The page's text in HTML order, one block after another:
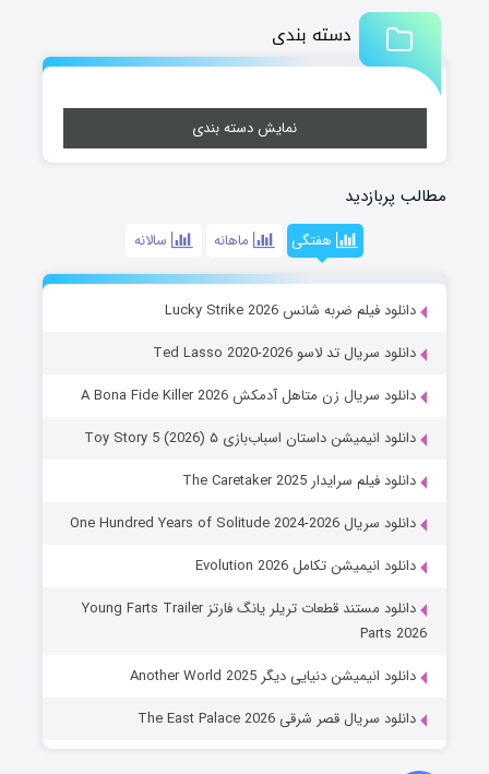
دسته بندی
نمایش دسته بندی
مطالب پربازدید
هفتگی ماهانه سالانه
دانلود فیلم ضربه شانس Lucky Strike 2026
دانلود سریال تد لاسو Ted Lasso 2020-2026
دانلود سریال زن متاهل آدمکش A Bona Fide Killer 2026
دانلود انیمیشن داستان اسباب‌بازی ۵ Toy Story 5 (2026)
دانلود فیلم سرایدار The Caretaker 2025
دانلود سریال One Hundred Years of Solitude 2024-2026
دانلود انیمیشن تکامل Evolution 2026
دانلود مستند قطعات تریلر یانگ فارتز Young Farts Trailer
Parts 2026
دانلود انیمیشن دنیایی دیگر Another World 2025
دانلود سریال قصر شرقی The East Palace 2026